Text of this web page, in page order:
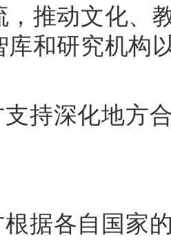
，推动文化、
库和研究机构
持深化地方
据各自国家